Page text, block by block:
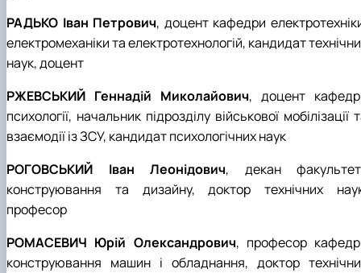
РАДЬКО Іван Петрович, доцент кафедри
електромеханіки та електротехнологій, кандидат
наук, доцент
РЖЕВСЬКИЙ Геннадій Миколайович, доцент
психології, начальник підрозділу військової мобілізації
взаємодії із ЗСУ, кандидат психологічних наук
РОГОВСЬКИЙ Іван Леонідович, декан
конструювання та дизайну, доктор технічних
професор
РОМАСЕВИЧ Юрій Олександрович, професор
конструювання машин і обладнання, доктор